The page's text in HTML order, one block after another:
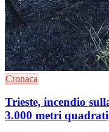
Cronaca
Trieste, incendio
3.000 metri